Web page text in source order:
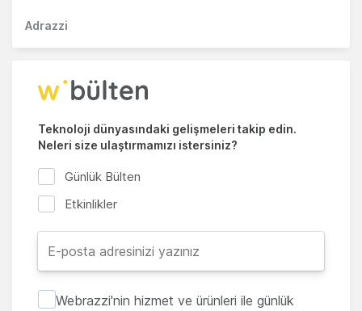
Adrazzi
Teknoloji dünyasındaki gelişmeleri takip edin.
Neleri size ulaştırmamızı istersiniz?
Günlük Bülten
Etkinlikler
Webrazzi'nin hizmet ve ürünleri ile günlük